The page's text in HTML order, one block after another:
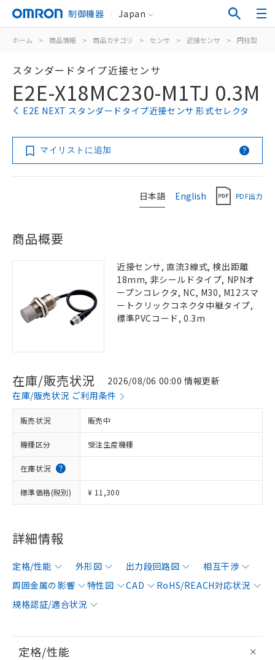
制御機器 Japan
ホーム > 商品情報 > 商品カテゴリ > センサ > 近接センサ > 円柱型
スタンダードタイプ近接センサ
E2E-X18MC230-M1TJ 0.3M
E2E NEXT スタンダードタイプ近接センサ 形式セレクタ
マイリストに追加
日本語 English PDF出力
商品概要
近接センサ, 直流3線式, 検出距離
18mm, 非シールドタイプ, NPNオ
ープンコレクタ, NC, M30, M12スマ
ートクリックコネクタ中継タイプ,
標準PVCコード, 0.3m
在庫/販売状況
2026/08/06 00:00 情報更新
在庫/販売状況 ご利用条件
販売状況 販売中
機種区分 受注生産機種
在庫状況
標準価格(税別) ¥ 11,300
詳細情報
定格/性能 外形図 出力段回路図
相互干渉
周囲金属の影響
特性図 CAD
RoHS/REACH対応状況
規格認証/適合状況
定格/性能